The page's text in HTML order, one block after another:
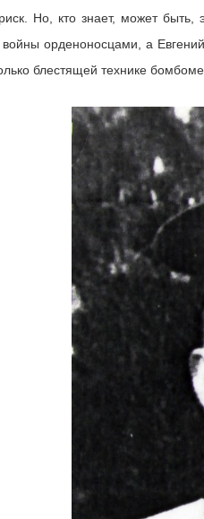
Но, кто знает, может
орденоносцами, а
блестящей технике